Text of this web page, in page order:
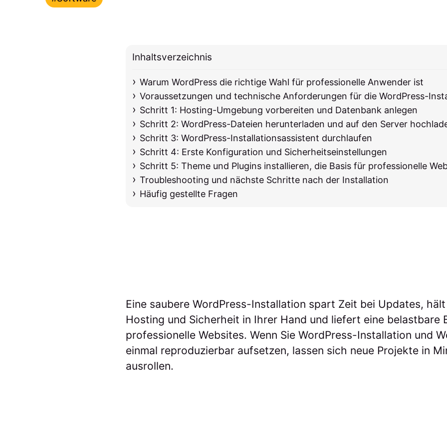
Inhaltsverzeichnis
Warum WordPress die richtige Wahl für professionelle Anwender ist
Voraussetzungen und technische Anforderungen für die WordPress-
Schritt 1: Hosting-Umgebung vorbereiten und Datenbank anlegen
Schritt 2: WordPress-Dateien herunterladen und auf den Server
Schritt 3: WordPress-Installationsassistent durchlaufen
Schritt 4: Erste Konfiguration und Sicherheitseinstellungen
Schritt 5: Theme und Plugins installieren, die Basis für professionelle
Troubleshooting und nächste Schritte nach der Installation
Häufig gestellte Fragen
Eine saubere WordPress-Installation spart Zeit bei Updates,
Hosting und Sicherheit in Ihrer Hand und liefert eine belastbare
professionelle Websites. Wenn Sie WordPress-Installation und
einmal reproduzierbar aufsetzen, lassen sich neue Projekte in
ausrollen.